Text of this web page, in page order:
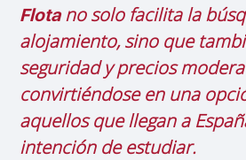
Flotano solo facilita la
alojamiento, sino que
seguridad y precios
convirtiéndose en una
aquellos que llegan a
intención de estudiar.